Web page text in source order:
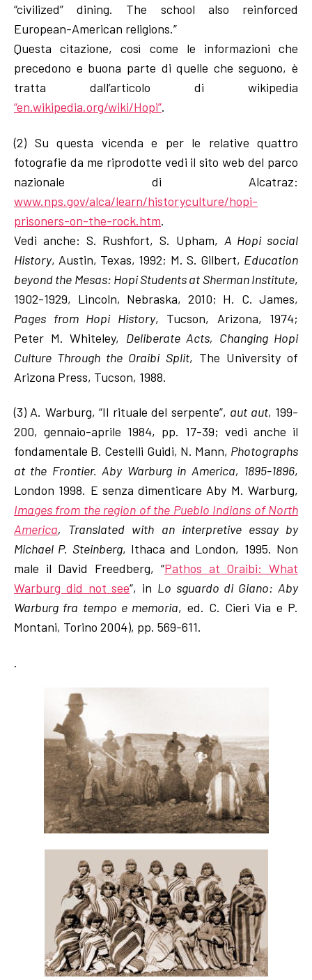
“civilized” dining. The school also reinforced
European-American religions.”
Questa citazione, così come le informazioni che
precedono e buona parte di quelle che seguono, è
tratta dall’articolo di wikipedia
“en.wikipedia.org/wiki/Hopi”.
(2) Su questa vicenda e per le relative quattro
fotografie da me riprodotte vedi il sito web del parco
nazionale di Alcatraz:
www.nps.gov/alca/learn/historyculture/hopi-
prisoners-on-the-rock.htm.
Vedi anche: S. Rushfort, S. Upham, A Hopi social
History, Austin, Texas, 1992; M. S. Gilbert, Education
beyond the Mesas: Hopi Students at Sherman Institute,
1902-1929, Lincoln, Nebraska, 2010; H. C. James,
Pages from Hopi History, Tucson, Arizona, 1974;
Peter M. Whiteley, Deliberate Acts, Changing Hopi
Culture Through the Oraibi Split, The University of
Arizona Press, Tucson, 1988.
(3) A. Warburg, “Il rituale del serpente”, aut aut, 199-
200, gennaio-aprile 1984, pp. 17-39; vedi anche il
fondamentale B. Cestelli Guidi, N. Mann, Photographs
at the Frontier. Aby Warburg in America, 1895-1896,
London 1998. E senza dimenticare Aby M. Warburg,
Images from the region of the Pueblo Indians of North
America, Translated with an interpretive essay by
Michael P. Steinberg, Ithaca and London, 1995. Non
male il David Freedberg, “Pathos at Oraibi: What
Warburg did not see“, in Lo sguardo di Giano: Aby
Warburg fra tempo e memoria, ed. C. Cieri Via e P.
Montani, Torino 2004), pp. 569-611.
.